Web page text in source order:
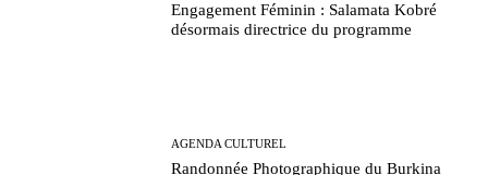
Engagement Féminin : Salamata Kobré
désormais directrice du programme
AGENDA CULTUREL
Randonnée Photographique du Burkina